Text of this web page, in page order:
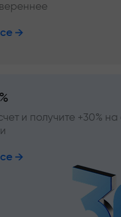
и получите +30%